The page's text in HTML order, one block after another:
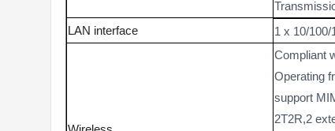
LAN interface
1 x 10/
Compliant
Operating
support
2T2R,2